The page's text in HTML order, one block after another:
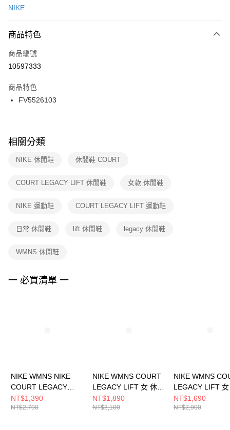
便利好安心！
３．安心：先確認商品／服務後，再付款。
【「AFTEE先享後付」結帳流程】
１．於結帳方式選擇「AFTEE先享後付」後，將跳轉至「AFTEE先享後付」
２．訂單成立數日內，您將收到繳費通知簡訊。
３．收到繳費通知簡訊後14天內，點擊此簡訊中的連結，可透過四大超商／
ATM／網路銀行／等多元方式進行付款，方視為交易完成。
※ 交易是否成功請以「AFTEE先享後付 」之結帳頁面顯示為準，若有關於
是否繳費成功／繳費後需取消欲退款等相關疑問，請聯繫「AFTEE先享後付
客戶支援中心」
https://netprotections.freshdesk.com/support/home
１．透過由恩沛科技股份有限公司提供之「AFTEE先享後付」服務完成之交
權轉讓予恩沛科技股份有限公司。
３．未成年的使用者請事先徵得法定代理人或監護人之同意方可使用
任。
請求用戶進行身份認證。
５．嚴禁一人註冊多個帳號或使用他人資訊註冊。若發現惡意使用之情形，
運送方式
每筆NT$100，滿NT$1,500(含以上)免運費
宅配
每筆NT$100，滿NT$1,500(含以上)免運費
付款後門市自取
每筆NT$100，滿NT$1,500(含以上)免運費
NIKE
商品特色
商品編號
10597333
商品特色
FV5526103
相關分類
NIKE 休閒鞋 休閒鞋 COURT
COURT LEGACY LIFT 休閒鞋 女款 休閒鞋
NIKE 運動鞋 COURT LEGACY LIFT 運動鞋
日常 休閒鞋 lift 休閒鞋 legacy 休閒鞋
WMNS 休閒鞋
一 必買清單 一
NIKE WMNS NIKE
COURT LEGACY
LIFT 女 休閒鞋
DM7590100
NT$1,390
NT$2,700
NIKE WMNS COURT
LEGACY LIFT 女 休閒
鞋 FZ2606101
NT$1,890
NT$3,100
NIKE WMNS
LEGACY LIFT
鞋 HQ2307100
NT$1,690
NT$2,900